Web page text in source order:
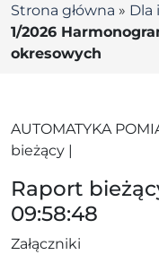
Strona główna » Dla
1/2026
okresowych
AUTOMATYKA
bieżący |
Raport
09:58:48
Załączniki